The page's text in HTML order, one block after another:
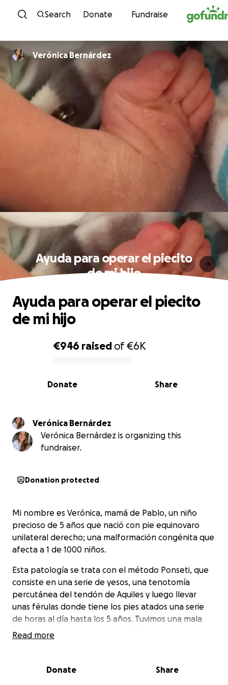
Skip to content
Search Donate Fundraise
Verónica Bernárdez
Ayuda para operar el piecito
de mi hijo
0% complete
€946 raised of€6K
Share
Donate
Ayuda para operar el piecito
de mi hijo
Verónica Bernárdez
Verónica Bernárdez is organizing this
fundraiser.
Donation protected
Mi nombre es Verónica, mamá de Pablo, un niño
precioso de 5 años que nació con pie equinovaro
unilateral derecho; una malformación congénita que
afecta a 1 de 1000 niños.
Esta patología se trata con el método Ponseti, que
consiste en una serie de yesos, una tenotomía
percutánea del tendón de Aquiles y luego llevar
unas férulas donde tiene los pies atados una serie
de horas al día hasta los 5 años. Tuvimos una mala
experiencia en su hospital de Referencia, yesos mal
Barcelona donde encontramos al mejor equipo que
Read more
Donate Share